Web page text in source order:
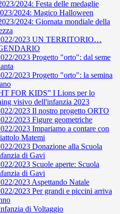
2024: Festa delle medaglie
2024: Magico Halloween
2024: Giornata mondiale della
2023 UN TERRITORIO…
2023 Progetto "orto": dal seme
2023 Progetto "orto": la semina
FOR KIDS” I Lions per lo
visivo dell'infanzia 2023
2023 Il nostro progetto ORTO
2023 Figure geometriche
2023 Impariamo a contare con
Matemi
2023 Donazione alla Scuola
di Gavi
2023 Scuole aperte: Scuola
di Gavi
2023 Aspettando Natale
2023 Per grandi e piccini arriva
di Voltaggio